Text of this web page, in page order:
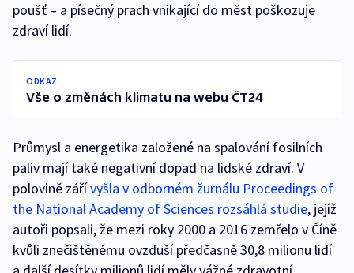
poušť – a písečný prach vnikající do měst poškozuje
zdraví lidí.
ODKAZ
Vše o změnách klimatu na webu ČT24
Průmysl a energetika založené na spalování fosilních
paliv mají také negativní dopad na lidské zdraví. V
polovině zářívyšla v odborném žurnálu Proceedings of
the National Academy of Sciences rozsáhlá studie, jejíž
autoři popsali, že mezi roky 2000 a 2016 zemřelo v Číně
kvůli znečištěnému ovzduší předčasně 30,8 milionu lidí